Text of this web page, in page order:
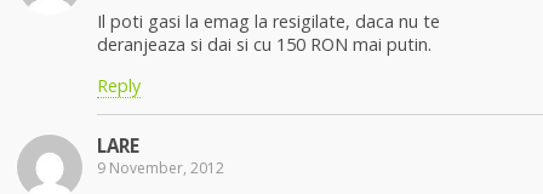
Il poti gasi la emag la resigilate, daca nu te
deranjeaza si dai si cu 150 RON mai putin.
Reply
LARE
9 November, 2012